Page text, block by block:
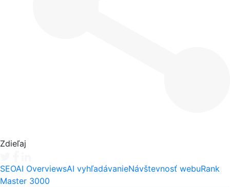
Zdieľaj
SEOAI OverviewsAI vyhľadávanieNávštevnosť webuRank
Master 3000